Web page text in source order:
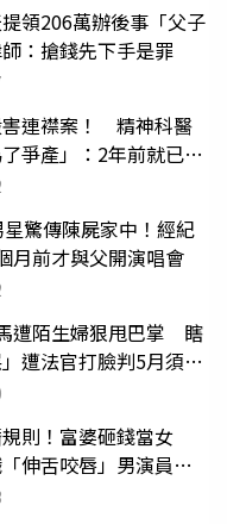
領206萬辦後事「父子
：搶錢先下手是罪
害連襟案！ 精神科醫
爭產」：2年前就已言
驚傳陳屍家中！經紀
前才與父開演唱會
遭陌生婦狠甩巴掌 瞎
遭法官打臉判5月須入
則！富婆砸錢當女
伸舌咬唇」男演員崩